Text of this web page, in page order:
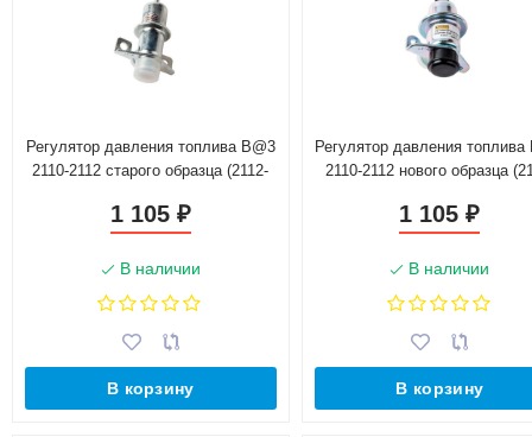
Регулятор давления топлива B@3
2110-2112 старого образца (2112-
1 105 ₽
В наличии
В корзину
Регулятор давления топлива
2110-2112 нового образца
1 105₽
В наличии
В корзину